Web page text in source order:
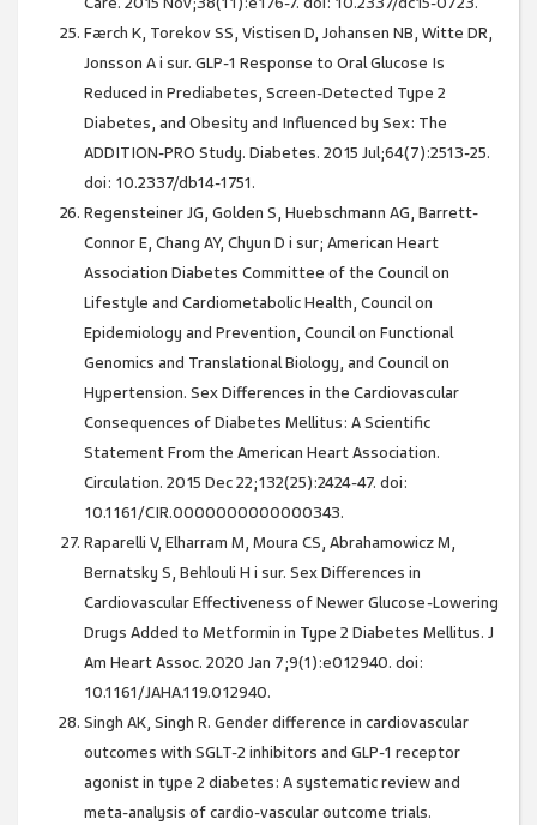
Færch K, Torekov SS, Vistisen D, Johansen NB, Witte DR,
Jonsson A i sur. GLP-1 Response to Oral Glucose Is
Reduced in Prediabetes, Screen-Detected Type 2
Diabetes, and Obesity and Influenced by Sex: The
ADDITION-PRO Study. Diabetes. 2015 Jul;64(7):2513-25.
doi: 10.2337/db14-1751.
Regensteiner JG, Golden S, Huebschmann AG, Barrett-
Connor E, Chang AY, Chyun D i sur; American Heart
Association Diabetes Committee of the Council on
Lifestyle and Cardiometabolic Health, Council on
Epidemiology and Prevention, Council on Functional
Genomics and Translational Biology, and Council on
Hypertension. Sex Differences in the Cardiovascular
Consequences of Diabetes Mellitus: A Scientific
Statement From the American Heart Association.
Circulation. 2015 Dec 22;132(25):2424-47. doi:
10.1161/CIR.0000000000000343.
Raparelli V, Elharram M, Moura CS, Abrahamowicz M,
Bernatsky S, Behlouli H i sur. Sex Differences in
Cardiovascular Effectiveness of Newer Glucose-Lowering
Drugs Added to Metformin in Type 2 Diabetes Mellitus. J
Am Heart Assoc. 2020 Jan 7;9(1):e012940. doi:
10.1161/JAHA.119.012940.
Singh AK, Singh R. Gender difference in cardiovascular
outcomes with SGLT-2 inhibitors and GLP-1 receptor
agonist in type 2 diabetes: A systematic review and
meta-analysis of cardio-vascular outcome trials.